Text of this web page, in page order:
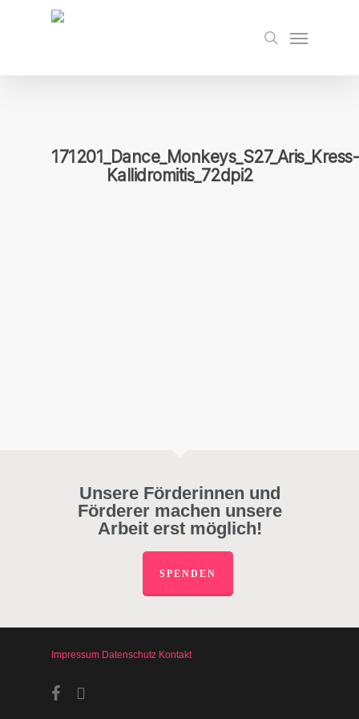
search
Menu
171201_Dance_Monkeys_S27_Aris_Kress-
Kallidromitis_72dpi2
Unsere Förderinnen und
Förderer machen unsere
Arbeit erst möglich!
SPENDEN
Impressum Datenschutz Kontakt
facebookinstagram